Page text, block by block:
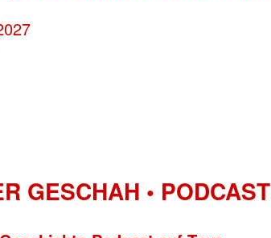
GESCHAH • PODCAST